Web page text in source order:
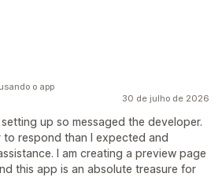
30 de julho de 2026
up so messaged the developer.
to respond than I expected and
I am creating a preview page
this app is an absolute treasure for
o app